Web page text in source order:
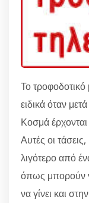
Το
ειδικά όταν
Κοσμά
Αυτές οι
λιγότερο από
όπως μπορούν
να γίνει και